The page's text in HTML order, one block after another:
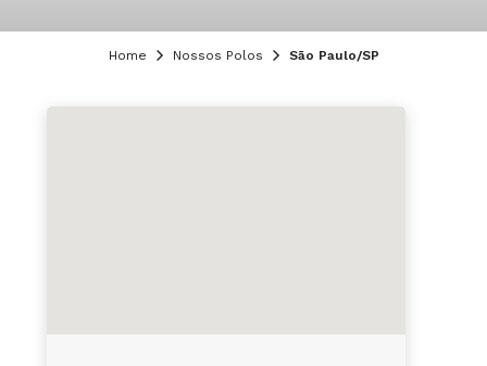
Home Nossos Polos São Paulo/SP